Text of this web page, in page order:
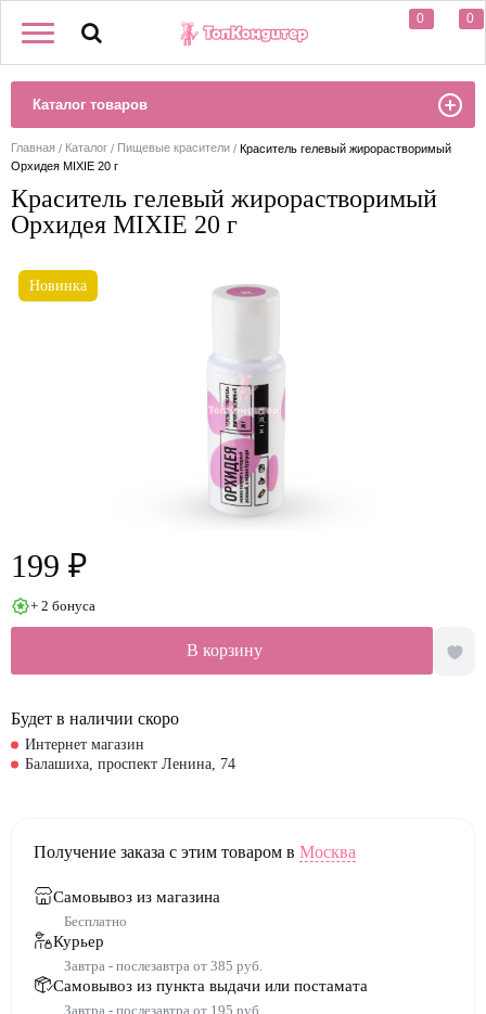
0 0
Каталог товаров
Главная Каталог Пищевые красители
Краситель гелевый жирорастворимый
Орхидея MIXIE 20 г
Краситель гелевый жирорастворимый
Орхидея MIXIE 20 г
Новинка
199 ₽
+ 2 бонуса
В корзину
Будет в наличии скоро
Интернет магазин
Балашиха, проспект Ленина, 74
Получение заказа с этим товаром в Москва
Самовывоз из магазина
Бесплатно
Курьер
Завтра - послезавтра от 385 руб.
Самовывоз из пункта выдачи или постамата
Завтра - послезавтра от 195 руб.